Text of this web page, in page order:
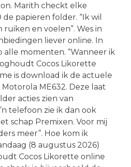
Marith checkt elke
papieren folder. “Ik wil
en voelen”. Wes in
liever online. In
alle momenten. “Wanneer ik
Cocos Likorette
is download ik de actuele
ME632. Deze laat
acties zien van
telefoon zie ik dan ook
schap Premixen. Voor mij
meer”. Hoe kom ik
(8 augustus 2026)
Cocos Likorette online